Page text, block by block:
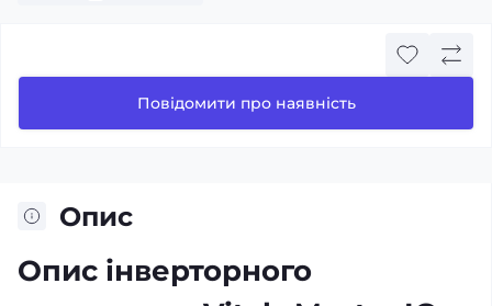
Повідомити про наявність
Опис
Опис інверторного